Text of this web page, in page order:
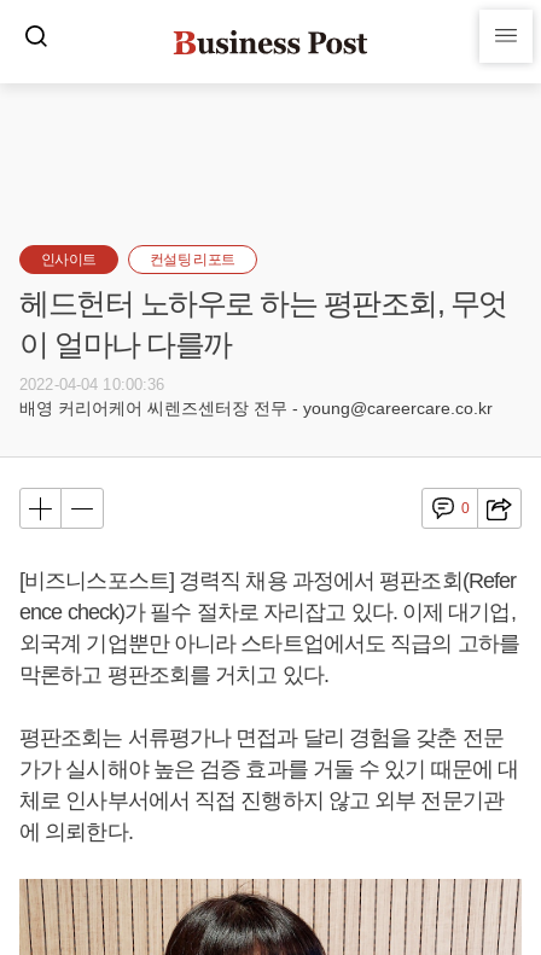
인사이트 컨설팅 리포트
헤드헌터 노하우로 하는 평판조회, 무엇
이 얼마나 다를까
2022-04-04 10:00:36
배영 커리어케어 씨렌즈센터장 전무 - young@careercare.co.kr
0
[비즈니스포스트] 경력직 채용 과정에서 평판조회(Refer
ence check)가 필수 절차로 자리잡고 있다. 이제 대기업,
외국계 기업뿐만 아니라 스타트업에서도 직급의 고하를
막론하고 평판조회를 거치고 있다.
평판조회는 서류평가나 면접과 달리 경험을 갖춘 전문
가가 실시해야 높은 검증 효과를 거둘 수 있기 때문에 대
체로 인사부서에서 직접 진행하지 않고 외부 전문기관
에 의뢰한다.